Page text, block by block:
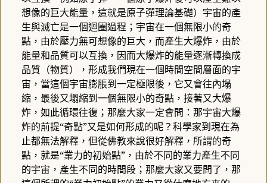
想像的巨大能量，這就是原子彈理論基礎）宇宙的產
生與滅亡是一個迴圈過程；宇宙在一個無限小的奇
點，由於壓力無可想像的巨大，而產生大爆炸，由於
能量和品質可以互換，因而大爆炸的能量逐漸轉換成
品質（物質），形成我們現在一個時間空間層面的宇
宙，當這個宇宙膨脹到一定極限後，它又會往內塌
縮，最後又塌縮到一個無限小的奇點，接著又大爆
炸，如此循環往復；那麼大家一定會問：那宇宙大爆
炸的前提“奇點”又是如何形成的呢？科學家到現在為
止都無法解釋，但從佛教來說很好解釋，所謂的奇
點，就是“業力的初始點”，由於不同的業力產生不同
的宇宙，產生不同的時間段；那麼大家又要問了，那